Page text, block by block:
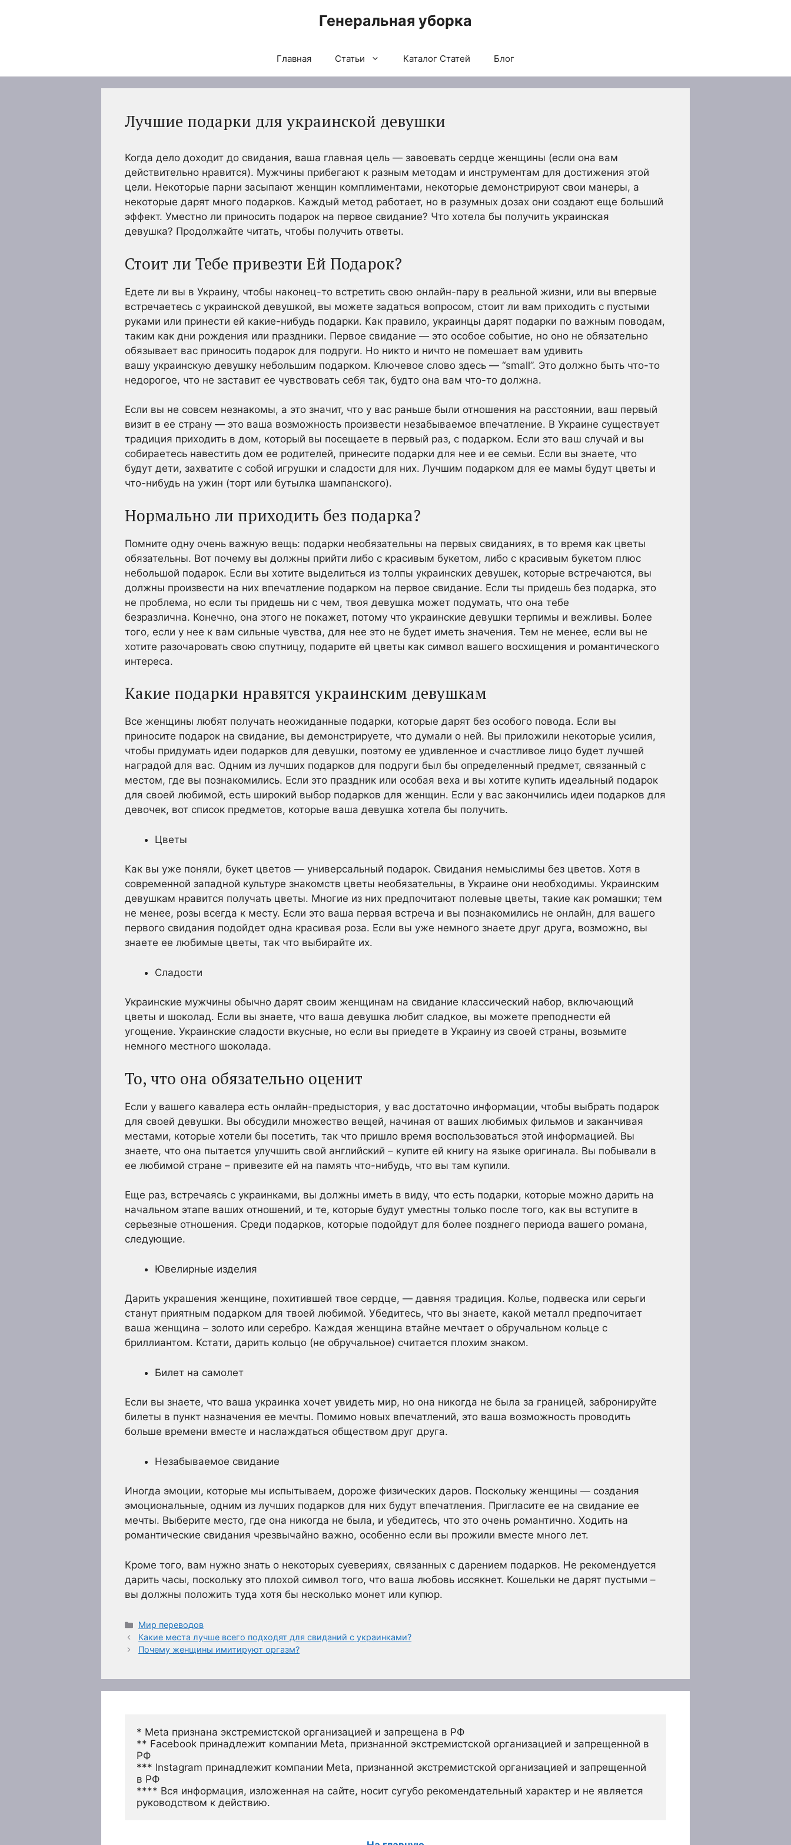
Генеральная уборка
Главная Статьи Каталог Статей Блог
Лучшие подарки для украинской девушки
Когда дело доходит до свидания, ваша главная цель — завоевать сердце женщины (если она вам
действительно нравится). Мужчины прибегают к разным методам и инструментам для достижения этой
цели. Некоторые парни засыпают женщин комплиментами, некоторые демонстрируют свои манеры, а
некоторые дарят много подарков. Каждый метод работает, но в разумных дозах они создают еще больший
эффект. Уместно ли приносить подарок на первое свидание? Что хотела бы получить украинская
девушка? Продолжайте читать, чтобы получить ответы.
Стоит ли Тебе привезти Ей Подарок?
Едете ли вы в Украину, чтобы наконец-то встретить свою онлайн-пару в реальной жизни, или вы впервые
встречаетесь с украинской девушкой, вы можете задаться вопросом, стоит ли вам приходить с пустыми
руками или принести ей какие-нибудь подарки. Как правило, украинцы дарят подарки по важным поводам,
таким как дни рождения или праздники. Первое свидание — это особое событие, но оно не обязательно
обязывает вас приносить подарок для подруги. Но никто и ничто не помешает вам удивить
вашу украинскую девушку небольшим подарком. Ключевое слово здесь — “small”. Это должно быть что-то
недорогое, что не заставит ее чувствовать себя так, будто она вам что-то должна.
Если вы не совсем незнакомы, а это значит, что у вас раньше были отношения на расстоянии, ваш первый
визит в ее страну — это ваша возможность произвести незабываемое впечатление. В Украине существует
традиция приходить в дом, который вы посещаете в первый раз, с подарком. Если это ваш случай и вы
собираетесь навестить дом ее родителей, принесите подарки для нее и ее семьи. Если вы знаете, что
будут дети, захватите с собой игрушки и сладости для них. Лучшим подарком для ее мамы будут цветы и
что-нибудь на ужин (торт или бутылка шампанского).
Нормально ли приходить без подарка?
Помните одну очень важную вещь: подарки необязательны на первых свиданиях, в то время как цветы
обязательны. Вот почему вы должны прийти либо с красивым букетом, либо с красивым букетом плюс
небольшой подарок. Если вы хотите выделиться из толпы украинских девушек, которые встречаются, вы
должны произвести на них впечатление подарком на первое свидание. Если ты придешь без подарка, это
не проблема, но если ты придешь ни с чем, твоя девушка может подумать, что она тебе
безразлична. Конечно, она этого не покажет, потому что украинские девушки терпимы и вежливы. Более
того, если у нее к вам сильные чувства, для нее это не будет иметь значения. Тем не менее, если вы не
хотите разочаровать свою спутницу, подарите ей цветы как символ вашего восхищения и романтического
интереса.
Какие подарки нравятся украинским девушкам
Все женщины любят получать неожиданные подарки, которые дарят без особого повода. Если вы
приносите подарок на свидание, вы демонстрируете, что думали о ней. Вы приложили некоторые усилия,
чтобы придумать идеи подарков для девушки, поэтому ее удивленное и счастливое лицо будет лучшей
наградой для вас. Одним из лучших подарков для подруги был бы определенный предмет, связанный с
местом, где вы познакомились. Если это праздник или особая веха и вы хотите купить идеальный подарок
для своей любимой, есть широкий выбор подарков для женщин. Если у вас закончились идеи подарков для
девочек, вот список предметов, которые ваша девушка хотела бы получить.
Цветы
Как вы уже поняли, букет цветов — универсальный подарок. Свидания немыслимы без цветов. Хотя в
современной западной культуре знакомств цветы необязательны, в Украине они необходимы. Украинским
девушкам нравится получать цветы. Многие из них предпочитают полевые цветы, такие как ромашки; тем
не менее, розы всегда к месту. Если это ваша первая встреча и вы познакомились не онлайн, для вашего
первого свидания подойдет одна красивая роза. Если вы уже немного знаете друг друга, возможно, вы
знаете ее любимые цветы, так что выбирайте их.
Сладости
Украинские мужчины обычно дарят своим женщинам на свидание классический набор, включающий
цветы и шоколад. Если вы знаете, что ваша девушка любит сладкое, вы можете преподнести ей
угощение. Украинские сладости вкусные, но если вы приедете в Украину из своей страны, возьмите
немного местного шоколада.
То, что она обязательно оценит
Если у вашего кавалера есть онлайн-предыстория, у вас достаточно информации, чтобы выбрать подарок
для своей девушки. Вы обсудили множество вещей, начиная от ваших любимых фильмов и заканчивая
местами, которые хотели бы посетить, так что пришло время воспользоваться этой информацией. Вы
знаете, что она пытается улучшить свой английский – купите ей книгу на языке оригинала. Вы побывали в
ее любимой стране – привезите ей на память что-нибудь, что вы там купили.
Еще раз, встречаясь с украинками, вы должны иметь в виду, что есть подарки, которые можно дарить на
начальном этапе ваших отношений, и те, которые будут уместны только после того, как вы вступите в
серьезные отношения. Среди подарков, которые подойдут для более позднего периода вашего романа,
следующие.
Ювелирные изделия
Дарить украшения женщине, похитившей твое сердце, — давняя традиция. Колье, подвеска или серьги
станут приятным подарком для твоей любимой. Убедитесь, что вы знаете, какой металл предпочитает
ваша женщина – золото или серебро. Каждая женщина втайне мечтает о обручальном кольце с
бриллиантом. Кстати, дарить кольцо (не обручальное) считается плохим знаком.
Билет на самолет
Если вы знаете, что ваша украинка хочет увидеть мир, но она никогда не была за границей, забронируйте
билеты в пункт назначения ее мечты. Помимо новых впечатлений, это ваша возможность проводить
больше времени вместе и наслаждаться обществом друг друга.
Незабываемое свидание
Иногда эмоции, которые мы испытываем, дороже физических даров. Поскольку женщины — создания
эмоциональные, одним из лучших подарков для них будут впечатления. Пригласите ее на свидание ее
мечты. Выберите место, где она никогда не была, и убедитесь, что это очень романтично. Ходить на
романтические свидания чрезвычайно важно, особенно если вы прожили вместе много лет.
Кроме того, вам нужно знать о некоторых суевериях, связанных с дарением подарков. Не рекомендуется
дарить часы, поскольку это плохой символ того, что ваша любовь иссякнет. Кошельки не дарят пустыми –
вы должны положить туда хотя бы несколько монет или купюр.
Рубрики
Мир переводов
Какие места лучше всего подходят для свиданий с украинками?
Почему женщины имитируют оргазм?
* Meta признана экстремистской организацией и запрещена в РФ
** Facebook принадлежит компании Meta, признанной экстремистской организацией и запрещенной в
РФ
*** Instagram принадлежит компании Meta, признанной экстремистской организацией и запрещенной
в РФ
**** Вся информация, изложенная на сайте, носит сугубо рекомендательный характер и не является
руководством к действию.